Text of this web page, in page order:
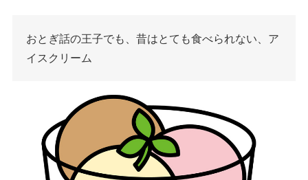
おとぎ話の王子でも、昔はとても食べられない、ア
イスクリーム